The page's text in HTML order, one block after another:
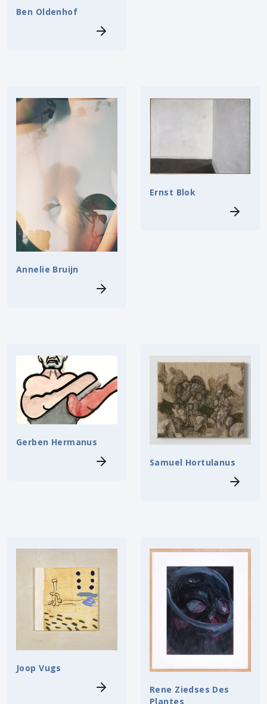
Ben Oldenhof
Annelie Bruijn
Ernst Blok
Gerben Hermanus
Samuel Hortulanus
Joop Vugs
Rene Ziedses Des
Plantes